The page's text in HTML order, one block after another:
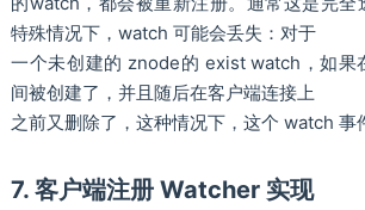
特殊情况下，watch 可能会丢失：对于
一个未创建的 znode的 exist watch，如果
间被创建了，并且随后在客户端连接上
之前又删除了，这种情况下，这个 watch 事
7. 客户端注册 Watcher 实现